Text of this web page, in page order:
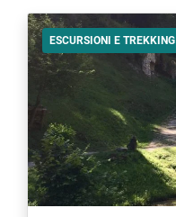
ESCURSIONI E TREKKING